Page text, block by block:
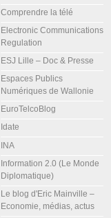
Comprendre la télé
Electronic Communications
Regulation
ESJ Lille – Doc & Presse
Espaces Publics
Numériques de Wallonie
EuroTelcoBlog
Idate
INA
Information 2.0 (Le Monde
Diplomatique)
Le blog d'Eric Mainville –
Economie, médias, actus